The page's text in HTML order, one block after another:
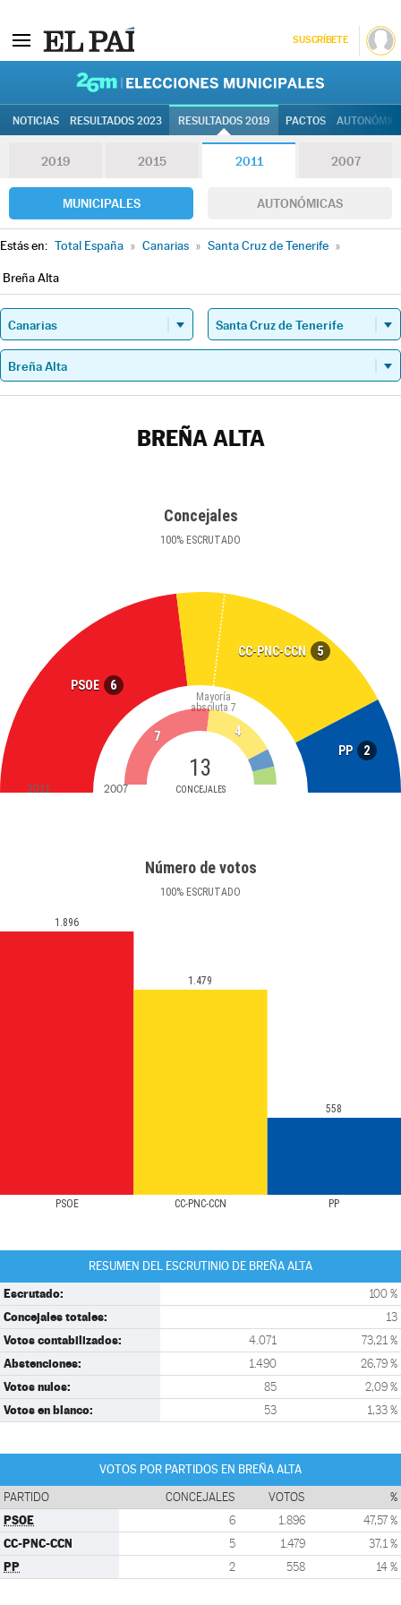
SUSCRÍBETE
NOTICIAS RESULTADOS 2023 RESULTADOS 2019 PACTOS
2019 2015 2011 2007
MUNICIPALES AUTONÓMICAS
Estás en: Total España » Canarias » Santa Cruz de Tenerife »
Breña Alta
BREÑA ALTA
Concejales
100% ESCRUTADO
PSOE 6
CC-PNC-CCN 5
PP 2
13
CONCEJALES
Mayoría
absoluta 7
7 4
2011 2007
Número de votos
100% ESCRUTADO
PSOE CC-PNC-CCN PP
1.896
1.479
558
RESUMEN DEL ESCRUTINIO DE BREÑA ALTA
Escrutado: 100 %
Concejales totales: 13
Votos contabilizados: 4.071 73,21 %
Abstenciones: 1.490 26,79 %
Votos nulos: 85 2,09 %
Votos en blanco: 53 1,33 %
VOTOS POR PARTIDOS EN BREÑA ALTA
PARTIDO CONCEJALES VOTOS %
PSOE 6 1.896 47,57 %
CC-PNC-CCN 5 1.479 37,1 %
PP 2 558 14 %